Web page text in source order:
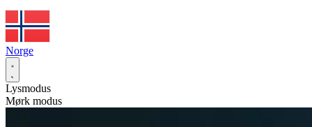
Norge
Lysmodus
Mørk modus